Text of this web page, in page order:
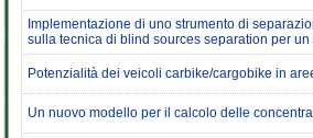
Implementazione di uno strumento di
sulla tecnica di blind sources separation per
Potenzialità dei veicoli carbike/cargobike in
Un nuovo modello per il calcolo delle